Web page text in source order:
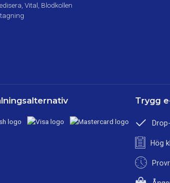
Vital, Blodkollen
Trygg
Hög